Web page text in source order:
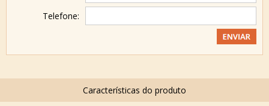
Telefone: